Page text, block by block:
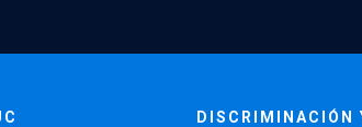
DISCRIMINACIÓN